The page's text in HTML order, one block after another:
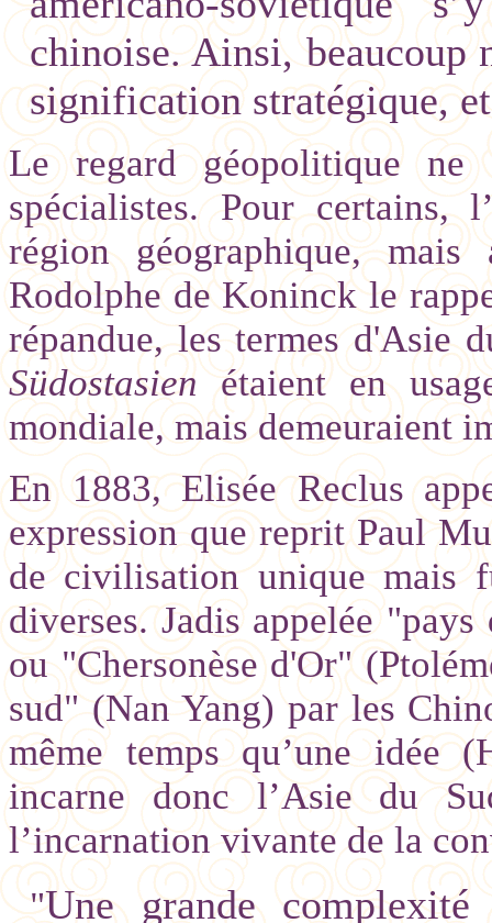
chinoise. Ainsi, beaucoup
signification stratégique,
Le regard géopolitique ne
spécialistes. Pour certains,
région géographique,
Rodolphe de Koninck le
répandue, les termes d'Asie
Südostasienétaient en
mondiale, mais demeuraient
En 1883, Elisée Reclus
expression que reprit Paul
de civilisation unique mais
diverses. Jadis appelée
ou "Chersonèse d'Or"
sud" (Nan Yang) par les
même temps qu’une idée
incarne donc l’Asie du
l’incarnation vivante de la
"Une grande